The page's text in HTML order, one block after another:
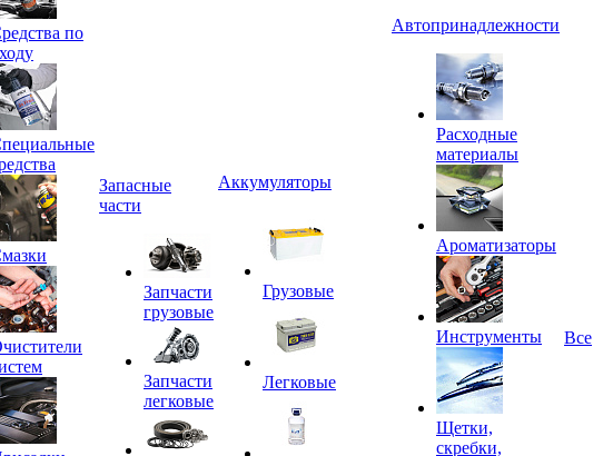
по
Запасные
части
Запчасти
грузовые
Запчасти
легковые
Аккумуляторы
Грузовые
Легковые
Автопринадлежности
Расходные
материалы
Ароматизаторы
Инструменты
Щетки,
скребки,
Все